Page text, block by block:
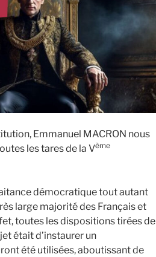
Emmanuel MACRON nous
les tares de la Vème
démocratique tout autant
large majorité des Français et
toutes les dispositions tirées de
était d’instaurer un
été utilisées, aboutissant de